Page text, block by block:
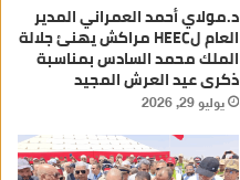
د.مولاي أحمد العمراني المدير
العام لHEEC مراكش يهنئ جلالة
الملك محمد السادس بمناسبة
ذكرى عيد العرش المجيد
يوليو 29, 2026